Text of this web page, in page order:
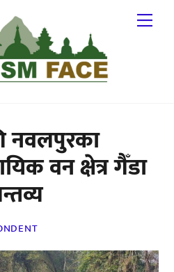
नवलपुरका
वन क्षेत्र गैँडा